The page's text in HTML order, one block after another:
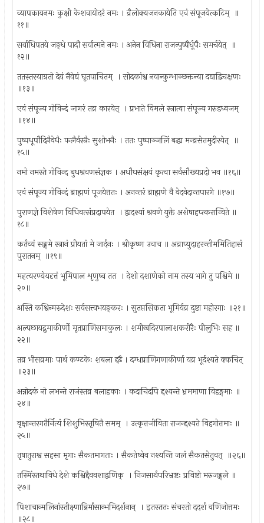
व्यापकायनमः कुक्षी केशवायोदरं नमः । व्रैलोक्यजनकायेति एवं संपूजयेत्कटिम् ‍ ॥
११॥
सर्वाधिपतये जङ्धे पादौ सर्वात्मने नमः । अनेन विधिना राजन्पुष्पैर्धूपैः समर्चयेत् ‍ ॥
१२॥
ततस्तस्याग्रतो देयं नैवेद्यं घृतपाचितम् ‍ । सोदकांश्व नवान्कुम्भाञ्छक्तन्या दद्याद्विचक्षणः
॥१३॥
एवं संपूज्य गोविन्दं जागरं तव्र कारयेत् ‍ । प्रभाते विमले स्त्रात्वा संपूज्य गरुडध्वजम् ‍
॥१४॥
पुष्पधूपौदिनैवेधैः फलैर्वस्त्रैः सुशोभनैः । ततः पुष्पाञ्जलिं बद्धा मन्व्रसेतमुदीरयेत् ‍ ॥
१५॥
नमो नमस्ते गोविन्द बुधश्रवणसंज्ञक । अधौघसंक्षयं कृत्वा सर्वसौख्यप्रदो भव ॥१६॥
एवं संपूज्य गोविन्दं ब्राह्मणं पूजयेत्ततः । अनन्तरं ब्राह्मणे वै वेदवेदान्तपारगे ॥१७॥
पुराणज्ञे विशेषेण विधिवत्संप्रदापयेत ‍ । द्वादश्यां श्रवणे युक्ते अशेषाहप्त्करान्विते ॥
१८॥
कर्तव्यं सङ्गमे स्त्रानं प्रीयतां मे जार्दनः । श्रीकृष्ण उवाच ॥ अव्राप्युदाहरन्तीममितिहासं
पुरातनम् ‍ ॥१९॥
महत्यरण्येयदृत्तं भूमिपाल शृणुष्व तत ‍ । देशो दशाणेको नाम तस्य भागे तु पश्विमे ॥
२०॥
अस्ति कश्विन्मरुदेशः सर्वसत्त्वभयङ्करः । सुतप्तसिकता भूमिर्यव्र दुष्टा महोरगाः ॥२१॥
अल्पछायद्रुमाकीर्णो मृतप्राणिसमाकुलः । शमीखदिरपालाशकरीरैः पीलुभिः सह ॥
२२॥
तव्र भीसव्रमाः पार्थ कण्टकेः शबला द्दढै । दग्धप्राणिगणाकीर्णा यव्र भूर्दश्यते क्कचित् ‍
॥२३॥
अन्नोदकं नो लभन्ते राजंस्तव्र बलाहकाः । कदाचिदपि द्दश्यन्ते भ्नममाणा विहङ्गमाः ॥
२४॥
वृक्षान्तरगतैर्नित्यं शिशुभिस्तृषितै समम् ‍ । उत्कृत्तजीविता राजन्द्दश्यते विहगोत्तमाः ॥
२५॥
तृषातुराश्व सहसा मृगाः सैकतमागताः । सैकतेष्वेव नश्यन्ति जलं सैकतसेतुवत् ‍ ॥२६॥
तस्मिंस्तथाविधे देशे कश्विद्दैववशाद्वणिक् ‍ । निजसार्थपरिभ्रष्टः प्रविष्टो मरुजङ्गले ॥
२७॥
पिशाचान्मलिनांस्तीक्ष्णान्निर्मांसान्भमिदर्शनान् ‍ । इतस्ततः संचरतो ददर्श वणिजोत्तमः
॥२८॥